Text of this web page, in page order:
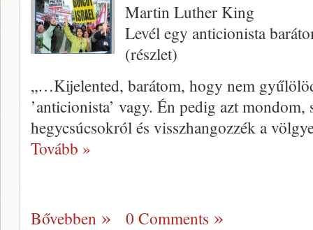
Martin Luther King
Levél egy anticionista
(részlet)
„…Kijelented, barátom, hogy nem
’anticionista’ vagy. Én pedig azt mon­dom,
hegycsúcsokról és visszhangozzék a
Tovább »
Bővebben 0 Comments